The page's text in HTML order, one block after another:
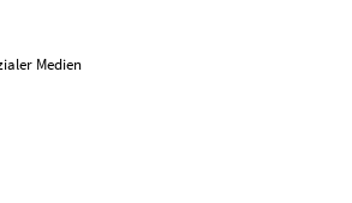
Medien